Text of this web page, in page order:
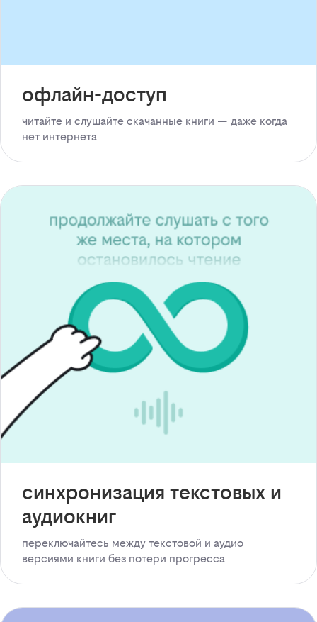
офлайн-доступ
читайте и слушайте скачанные книги — даже когда
нет интернета
синхронизация текстовых и
аудиокниг
переключайтесь между текстовой и аудио
версиями книги без потери прогресса